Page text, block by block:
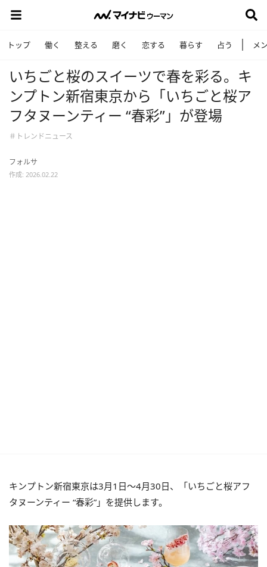
トップ 働く 整える 磨く 恋する 暮らす 占う メ
いちごと桜のスイーツで春を彩る。キ
ンプトン新宿東京から「いちごと桜ア
フタヌーンティー “春彩”」が登場
＃トレンドニュース
フォルサ
作成: 2026.02.22
キンプトン新宿東京は3月1日～4月30日、「いちごと桜アフ
タヌーンティー “春彩”」を提供します。